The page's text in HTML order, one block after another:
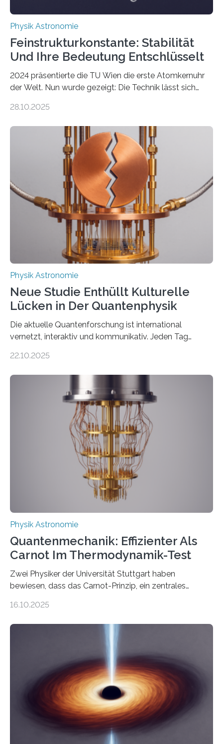
Physik Astronomie
Feinstrukturkonstante: Stabilität
Und Ihre Bedeutung Entschlüsselt
2024 präsentierte die TU Wien die erste Atomkernuhr
der Welt. Nun wurde gezeigt: Die Technik lässt sich
fundamentalen Physik nachzugehen. Thorium-
Messungen verwenden. Das hatte man jahrzehntelang
vermutet, weltweit war nach den passenden
Atomkern-Zuständen gesucht worden, 2024 gelang
einem Team der TU Wien mit Unterstützung
internationaler Partner der entscheidende Durchbruch:
Der lange diskutierte Thorium-Kernübergang wurde
gefunden. Kurz darauf konnte man zeigen, dass sich
Thorium tatsächlich nutzen lässt, um hochpräzise…
28.10.2025
Physik Astronomie
Neue Studie Enthüllt Kulturelle
Lücken in Der Quantenphysik
Die aktuelle Quantenforschung ist international
vernetzt, interaktiv und kommunikativ. Jeden Tag
oft von Autor*innen, die eng zusammenarbeiten. Neue
werden schnell weiterentwickelt. Dies ist der Alltag in
der Forschung der Quantentheorie, die dieses Jahr 100
Jahre alt geworden ist, weshalb die UNESCO 2025 zum
Internationalen Jahr der Quantenwissenschaft und -
technologie ausgerufen hat. Doch nun hat eine
internationale Forschungsgruppe um den
22.10.2025
Physik Astronomie
Quantenmechanik: Effizienter Als
Carnot Im Thermodynamik-Test
Zwei Physiker der Universität Stuttgart haben
bewiesen, dass das Carnot-Prinzip, ein zentrales
Größenordnung von Atomen gilt, deren physikalische
Quantenmotoren voranbringen. Das
Wissenschaftsjournal Science Advances veröffentlichte
die Herleitung. (DOI: 10.1126/sciadv.adw8462)
Verbrennungsmotoren oder Dampfturbinen sind
Wärmekraftmaschinen: Sie wandeln thermische
Energie in mechanische Bewegung um – oder anders
ausgedrückt, Wärme in Bewegung. In
quantenmechanischen Experimenten ist es in den…
16.10.2025